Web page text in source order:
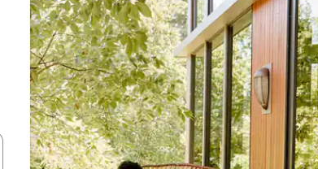
le haut et vers le bas pour les parcourir ou en appuyant